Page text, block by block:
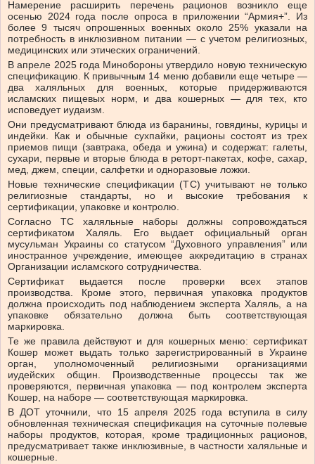
Намерение расширить перечень рационов возникло еще
осенью 2024 года после опроса в приложении “Армия+”. Из
более 9 тысяч опрошенных военных около 25% указали на
потребность в инклюзивном питании — с учетом религиозных,
медицинских или этических ограничений.
В апреле 2025 года Минобороны утвердило новую техническую
спецификацию. К привычным 14 меню добавили еще четыре —
два халяльных для военных, которые придерживаются
исламских пищевых норм, и два кошерных — для тех, кто
исповедует иудаизм.
Они предусматривают блюда из баранины, говядины, курицы и
индейки. Как и обычные сухпайки, рационы состоят из трех
приемов пищи (завтрака, обеда и ужина) и содержат: галеты,
сухари, первые и вторые блюда в реторт-пакетах, кофе, сахар,
мед, джем, специи, салфетки и одноразовые ложки.
Новые технические спецификации (ТС) учитывают не только
религиозные стандарты, но и высокие требования к
сертификации, упаковке и контролю.
Согласно ТС халяльные наборы должны сопровождаться
сертификатом Халяль. Его выдает официальный орган
мусульман Украины со статусом “Духовного управления” или
иностранное учреждение, имеющее аккредитацию в странах
Организации исламского сотрудничества.
Сертификат выдается после проверки всех этапов
производства. Кроме этого, первичная упаковка продуктов
должна происходить под наблюдением эксперта Халяль, а на
упаковке обязательно должна быть соответствующая
маркировка.
Те же правила действуют и для кошерных меню: сертификат
Кошер может выдать только зарегистрированный в Украине
орган, уполномоченный религиозными организациями
иудейских общин. Производственные процессы так же
проверяются, первичная упаковка — под контролем эксперта
Кошер, на наборе — соответствующая маркировка.
В ДОТ уточнили, что 15 апреля 2025 года вступила в силу
обновленная техническая спецификация на суточные полевые
наборы продуктов, которая, кроме традиционных рационов,
предусматривает также инклюзивные, в частности халяльные и
кошерные.